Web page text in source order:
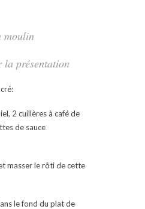
moulin
présentation
2 cuillères à café de
de sauce
masser le rôti de cette
le fond du plat de